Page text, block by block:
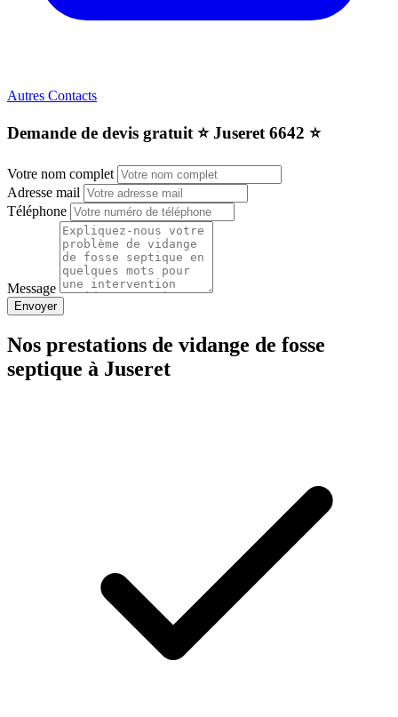
Autres Contacts
Demande de devis gratuit ⭐️ Juseret 6642 ⭐️
Votre nom complet
Adresse mail
Téléphone
Message
Envoyer
Nos prestations de vidange de fosse
septique à Juseret